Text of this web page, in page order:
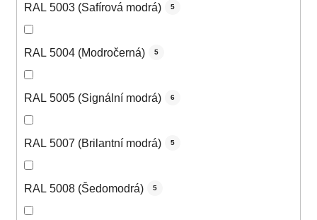
RAL 5003 (Safírová modrá) 5
RAL 5004 (Modročerná) 5
RAL 5005 (Signální modrá) 6
RAL 5007 (Brilantní modrá) 5
RAL 5008 (Šedomodrá) 5